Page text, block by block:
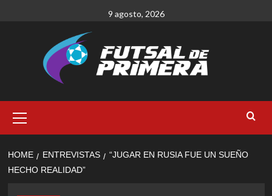
9 agosto, 2026
Menu
HOME ENTREVISTAS
“JUGAR EN RUSIA FUE UN SUEÑO
HECHO REALIDAD”